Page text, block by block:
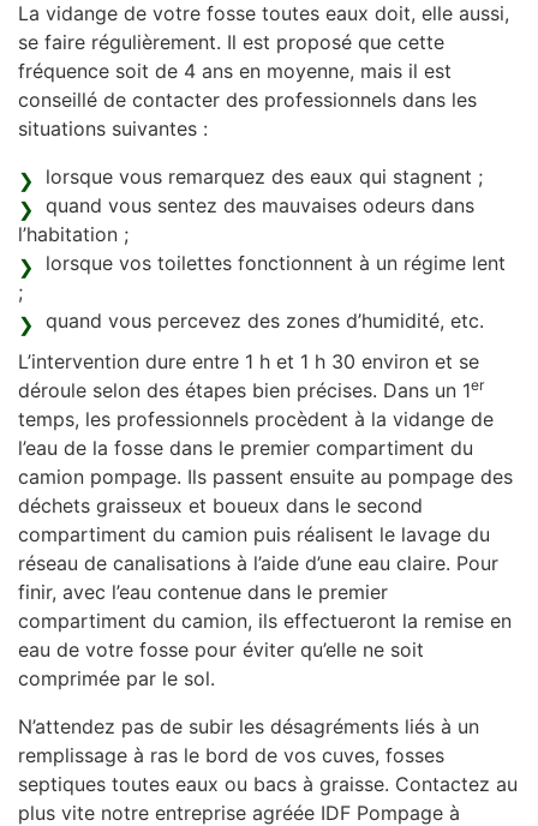
La vidange de votre fosse toutes eaux doit, elle aussi,
se faire régulièrement. Il est proposé que cette
fréquence soit de 4 ans en moyenne, mais il est
conseillé de contacter des professionnels dans les
situations suivantes :
lorsque vous remarquez des eaux qui stagnent ;
quand vous sentez des mauvaises odeurs dans
l’habitation ;
lorsque vos toilettes fonctionnent à un régime lent
;
quand vous percevez des zones d’humidité, etc.
L’intervention dure entre 1 h et 1 h 30 environ et se
déroule selon des étapes bien précises. Dans un 1er
temps, les professionnels procèdent à la vidange de
l’eau de la fosse dans le premier compartiment du
camion pompage. Ils passent ensuite au pompage des
déchets graisseux et boueux dans le second
compartiment du camion puis réalisent le lavage du
réseau de canalisations à l’aide d’une eau claire. Pour
finir, avec l’eau contenue dans le premier
compartiment du camion, ils effectueront la remise en
eau de votre fosse pour éviter qu’elle ne soit
comprimée par le sol.
N’attendez pas de subir les désagréments liés à un
remplissage à ras le bord de vos cuves, fosses
septiques toutes eaux ou bacs à graisse. Contactez au
plus vite notre entreprise agréée IDF Pompage à